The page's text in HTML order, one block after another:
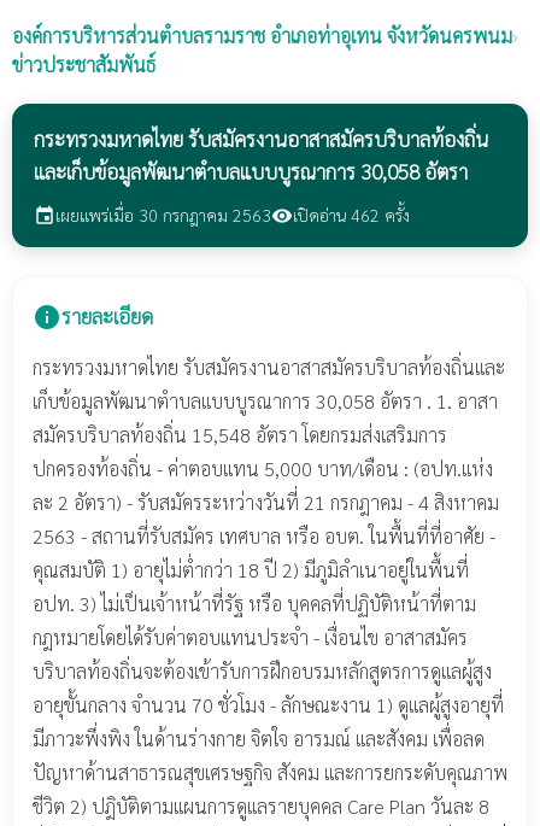
องค์การบริหารส่วนตำบลรามราช อำเภอท่าอุเทน จังหวัดนครพนม›
ข่าวประชาสัมพันธ์
กระทรวงมหาดไทย รับสมัครงานอาสาสมัครบริบาลท้องถิ่น
และเก็บข้อมูลพัฒนาตำบลแบบบูรณาการ 30,058 อัตรา
eventเผยแพร่เมื่อ 30 กรกฎาคม 2563visibilityเปิดอ่าน 462 ครั้ง
infoรายละเอียด
กระทรวงมหาดไทย รับสมัครงานอาสาสมัครบริบาลท้องถิ่นและ
เก็บข้อมูลพัฒนาตำบลแบบบูรณาการ 30,058 อัตรา . 1. อาสา
สมัครบริบาลท้องถิ่น 15,548 อัตรา โดยกรมส่งเสริมการ
ปกครองท้องถิ่น - ค่าตอบแทน 5,000 บาท/เดือน : (อปท.แห่ง
ละ 2 อัตรา) - รับสมัครระหว่างวันที่ 21 กรกฎาคม - 4 สิงหาคม
2563 - สถานที่รับสมัคร เทศบาล หรือ อบต. ในพื้นที่ที่อาศัย -
คุณสมบัติ 1) อายุไม่ต่ำกว่า 18 ปี 2) มีภูมิลำเนาอยู่ในพื้นที่
อปท. 3) ไม่เป็นเจ้าหน้าที่รัฐ หรือ บุคคลที่ปฏิบัติหน้าที่ตาม
กฎหมายโดยได้รับค่าตอบแทนประจำ - เงื่อนไข อาสาสมัคร
บริบาลท้องถิ่นจะต้องเข้ารับการฝึกอบรมหลักสูตรการดูแลผู้สูง
อายุขั้นกลาง จำนวน 70 ชั่วโมง - ลักษณะงาน 1) ดูแลผู้สูงอายุที่
มีภาวะพึ่งพิง ในด้านร่างกาย จิตใจ อารมณ์ และสังคม เพื่อลด
ปัญหาด้านสาธารณสุขเศรษฐกิจ สังคม และการยกระดับคุณภาพ
ชีวิต 2) ปฎิบัติตามแผนการดูแลรายบุคคล Care Plan วันละ 8